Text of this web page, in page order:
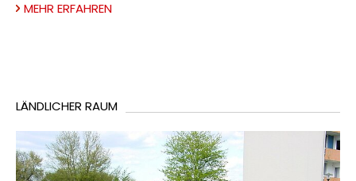
MEHR ERFAHREN
LÄNDLICHER RAUM